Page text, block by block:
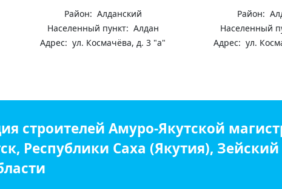
Район: Алданский
Населенный пункт: Алдан
Адрес: ул. Космачёва, д. 3 "а"
Район:
Населенный
Адрес: ул.
строителей Амуро-Якутской
Республики Саха (Якутия),